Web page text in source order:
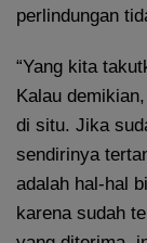
perlindungan
“Yang kita
Kalau
di situ. Jika
sendirinya
adalah hal-hal
karena sudah